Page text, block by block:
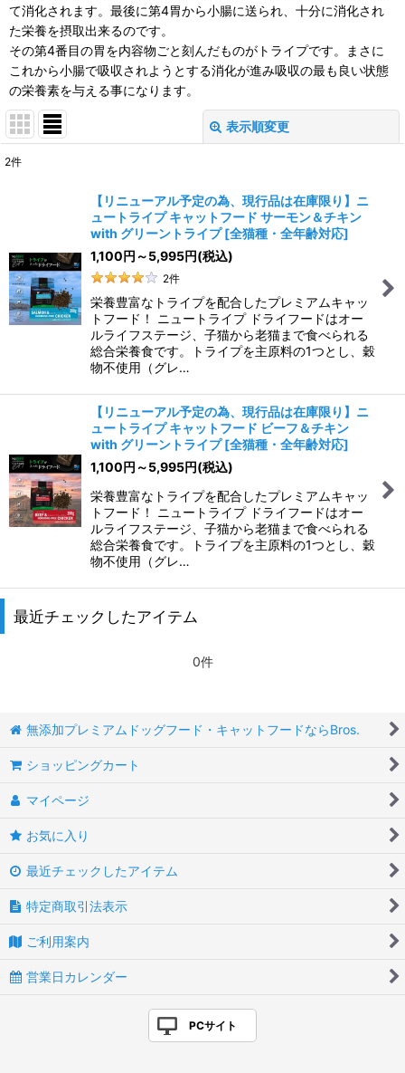
て消化されます。最後に第4胃から小腸に送られ、十分に消化され
た栄養を摂取出来るのです。
その第4番目の胃を内容物ごと刻んだものがトライプです。まさに
これから小腸で吸収されようとする消化が進み吸収の最も良い状態
の栄養素を与える事になります。
表示順変更
絞り込む
2件
【リニューアル予定の為、現行品は在庫限り】ニ
ュートライプ キャットフード サーモン＆チキン
with グリーントライプ [全猫種・全年齢対応]
1,100円 ～5,995円(税込)
2件
栄養豊富なトライプを配合したプレミアムキャッ
トフード！ ニュートライプ ドライフードはオー
ルライフステージ、子猫から老猫まで食べられる
総合栄養食です。トライプを主原料の1つとし、穀
物不使用（グレ…
【リニューアル予定の為、現行品は在庫限り】ニ
ュートライプ キャットフード ビーフ＆チキン
with グリーントライプ [全猫種・全年齢対応]
1,100円 ～5,995円(税込)
栄養豊富なトライプを配合したプレミアムキャッ
トフード！ ニュートライプ ドライフードはオー
ルライフステージ、子猫から老猫まで食べられる
総合栄養食です。トライプを主原料の1つとし、穀
物不使用（グレ…
最近チェックしたアイテム
0件
無添加プレミアムドッグフード・キャットフードならBros.
ショッピングカート
マイページ
お気に入り
最近チェックしたアイテム
特定商取引法表示
ご利用案内
営業日カレンダー
PCサイト